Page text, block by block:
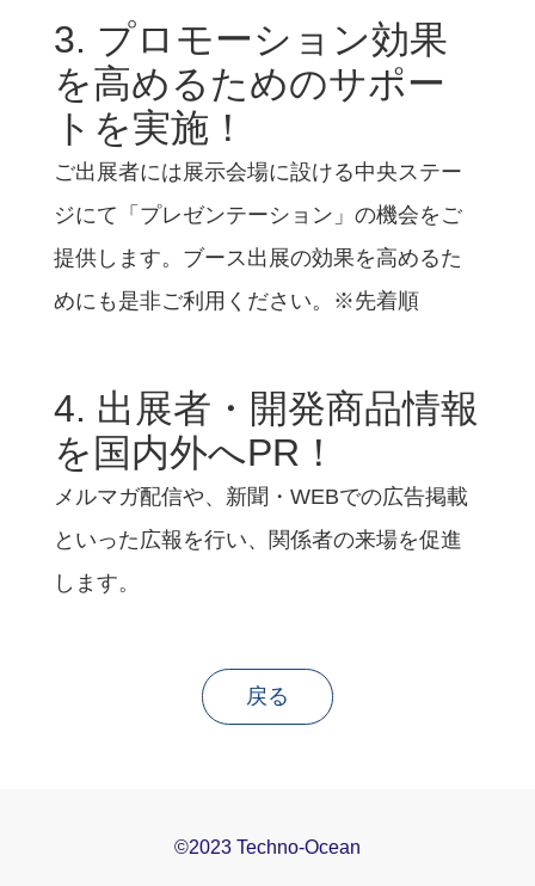
3. プロモーション効果
を高めるためのサポー
トを実施！
ご出展者には展示会場に設ける中央ステー
ジにて「プレゼンテーション」の機会をご
提供します。ブース出展の効果を高めるた
めにも是非ご利用ください。※先着順
4. 出展者・開発商品情報
を国内外へPR！
メルマガ配信や、新聞・WEBでの広告掲載
といった広報を行い、関係者の来場を促進
します。
戻る
©2023 Techno-Ocean